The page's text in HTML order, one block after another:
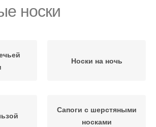
носки
Носки на ночь
Сапоги с шерстяными
носками